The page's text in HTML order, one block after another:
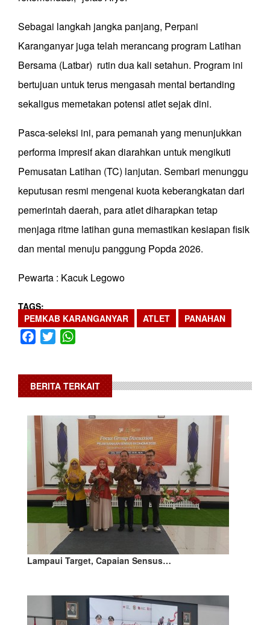
Sebagai langkah jangka panjang, Perpani
Karanganyar juga telah merancang program Latihan
Bersama (Latbar) rutin dua kali setahun. Program ini
bertujuan untuk terus mengasah mental bertanding
sekaligus memetakan potensi atlet sejak dini.
Pasca-seleksi ini, para pemanah yang menunjukkan
performa impresif akan diarahkan untuk mengikuti
Pemusatan Latihan (TC) lanjutan. Sembari menunggu
keputusan resmi mengenai kuota keberangkatan dari
pemerintah daerah, para atlet diharapkan tetap
menjaga ritme latihan guna memastikan kesiapan fisik
dan mental menuju panggung Popda 2026.
Pewarta : Kacuk Legowo
TAGS
PEMKAB KARANGANYAR
ATLET PANAHAN
Facebook
Twitter
BERITA TERKAIT
Lampaui Target, Capaian Sensus…